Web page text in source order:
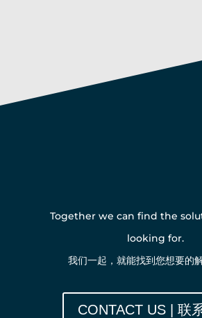
Together we can find the
looking for.
我们一起，就能找到您想要的解
CONTACT US | 联